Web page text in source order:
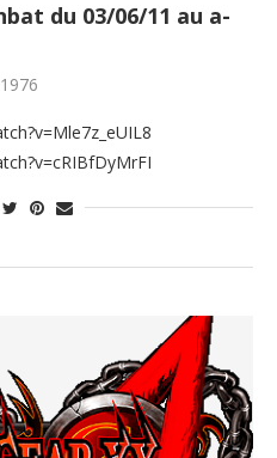
du 03/06/11 au a-